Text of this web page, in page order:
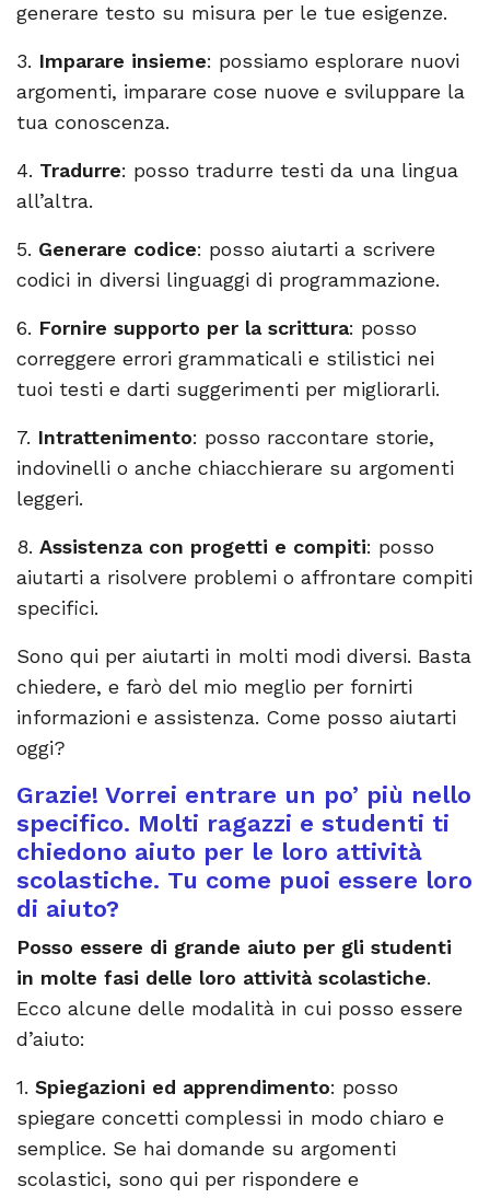
generare testo su misura per le tue esigenze.
3. Imparare insieme: possiamo esplorare nuovi
argomenti, imparare cose nuove e sviluppare la
tua conoscenza.
4. Tradurre: posso tradurre testi da una lingua
all’altra.
5. Generare codice: posso aiutarti a scrivere
codici in diversi linguaggi di programmazione.
6. Fornire supporto per la scrittura: posso
correggere errori grammaticali e stilistici nei
tuoi testi e darti suggerimenti per migliorarli.
7. Intrattenimento: posso raccontare storie,
indovinelli o anche chiacchierare su argomenti
leggeri.
8. Assistenza con progetti e compiti: posso
aiutarti a risolvere problemi o affrontare compiti
specifici.
Sono qui per aiutarti in molti modi diversi. Basta
chiedere, e farò del mio meglio per fornirti
informazioni e assistenza. Come posso aiutarti
oggi?
Grazie! Vorrei entrare un po’ più nello
specifico. Molti ragazzi e studenti ti
chiedono aiuto per le loro attività
scolastiche. Tu come puoi essere loro
di aiuto?
Posso essere di grande aiuto per gli studenti
in molte fasi delle loro attività scolastiche.
Ecco alcune delle modalità in cui posso essere
d’aiuto:
1. Spiegazioni ed apprendimento: posso
spiegare concetti complessi in modo chiaro e
semplice. Se hai domande su argomenti
scolastici, sono qui per rispondere e